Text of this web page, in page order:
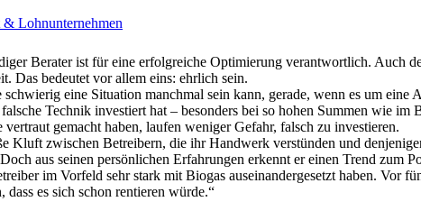
Lohnunternehmen
Berater ist für eine erfolgreiche Optimierung verantwortlich. Auch
Das bedeutet vor allem eins: ehrlich sein.
eine Situation manchmal sein kann, gerade, wenn es um eine
Technik investiert hat – besonders bei so hohen Summen wie
gemacht haben, laufen weniger Gefahr, falsch zu investieren.
Kluft zwischen Betreibern, die ihr Handwerk verstünden und
aus seinen persönlichen Erfahrungen erkennt er einen Trend zum
im Vorfeld sehr stark mit Biogas auseinandergesetzt haben. Vor
dass es sich schon rentieren würde.“